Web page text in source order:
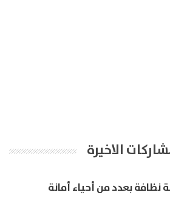
الاخيرة
بعدد من أحياء أمانة